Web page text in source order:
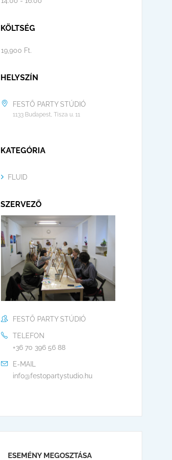
KÖLTSÉG
19,900 Ft.
HELYSZÍN
FESTŐ PARTY STÚDIÓ
1133 Budapest, Tisza u. 11
KATEGÓRIA
FLUID
SZERVEZŐ
FESTŐ PARTY STÚDIÓ
TELEFON
+36 70 396 56 88
E-MAIL
info@festopartystudio.hu
ESEMÉNY MEGOSZTÁSA